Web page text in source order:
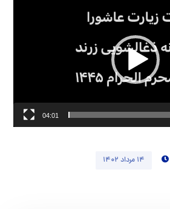
04:01
۱۴ مرداد ۱۴۰۲